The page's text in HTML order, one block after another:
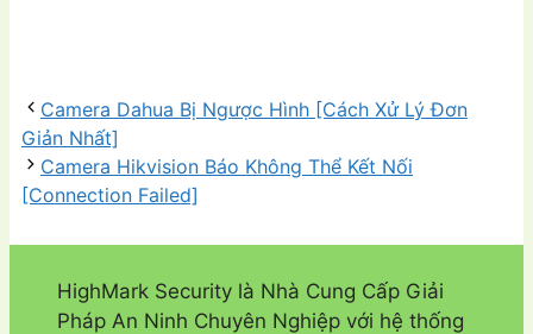
Camera Dahua Bị Ngược Hình [Cách Xử Lý Đơn
Giản Nhất]
Camera Hikvision Báo Không Thể Kết Nối
[Connection Failed]
HighMark Security là Nhà Cung Cấp Giải
Pháp An Ninh Chuyên Nghiệp với hệ thống